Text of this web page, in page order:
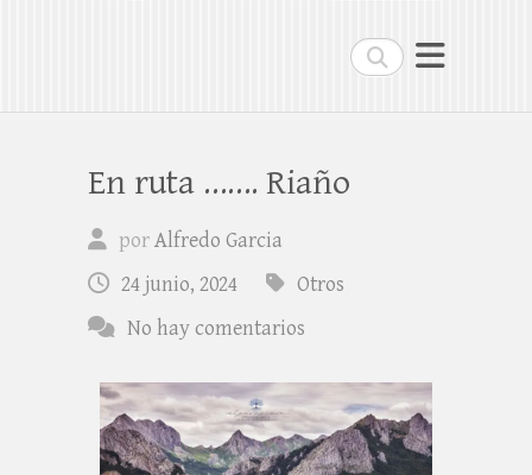
Buscar
En ruta ……. Riaño
porAlfredo Garcia
24 junio, 2024
Otros
No hay comentarios